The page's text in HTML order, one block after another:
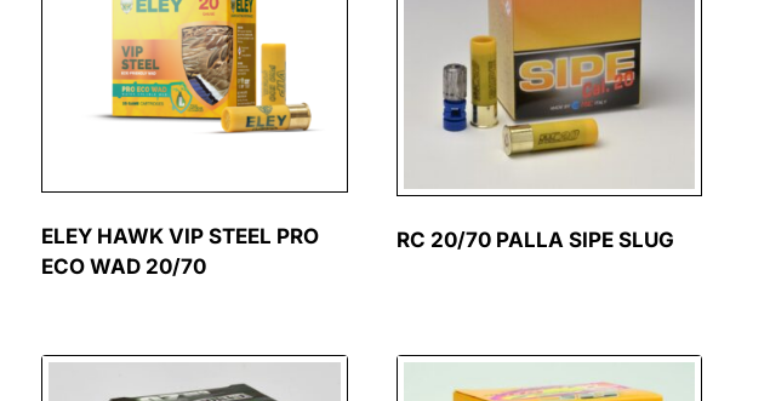
ELEY HAWK VIP STEEL PRO
ECO WAD 20/70
RC 20/70 PALLA SIPE SLUG